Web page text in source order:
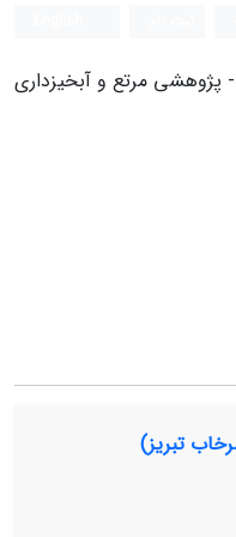
پژوهشی مرتع و آبخیزداری
تبریز)